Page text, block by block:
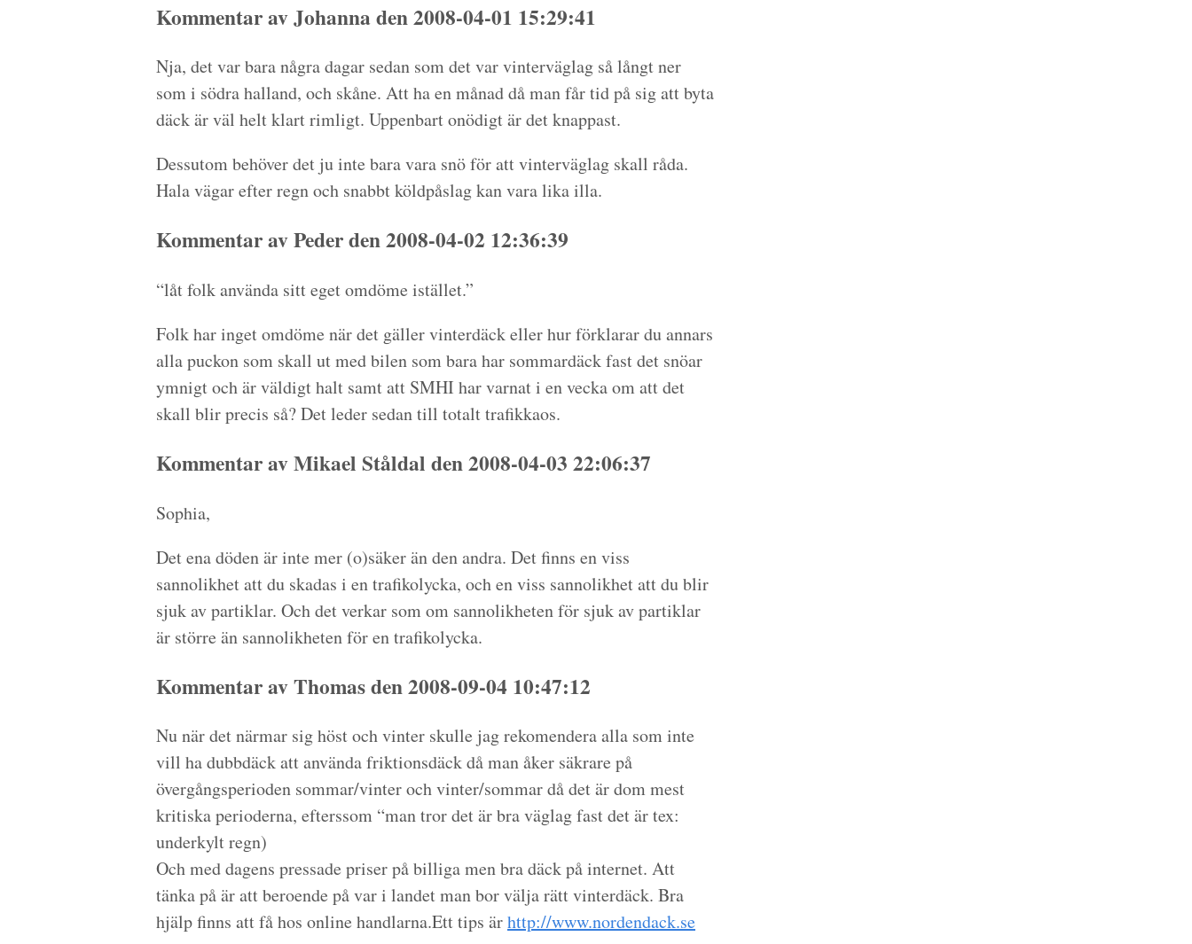
Kommentar av Johanna den 2008-04-01 15:29:41
Nja, det var bara några dagar sedan som det var vinterväglag så långt ner
som i södra halland, och skåne. Att ha en månad då man får tid på sig att byta
däck är väl helt klart rimligt. Uppenbart onödigt är det knappast.
Dessutom behöver det ju inte bara vara snö för att vinterväglag skall råda.
Hala vägar efter regn och snabbt köldpåslag kan vara lika illa.
Kommentar av Peder den 2008-04-02 12:36:39
“låt folk använda sitt eget omdöme istället.”
Folk har inget omdöme när det gäller vinterdäck eller hur förklarar du annars
alla puckon som skall ut med bilen som bara har sommardäck fast det snöar
ymnigt och är väldigt halt samt att SMHI har varnat i en vecka om att det
skall blir precis så? Det leder sedan till totalt trafikkaos.
Kommentar av Mikael Ståldal den 2008-04-03 22:06:37
Sophia,
Det ena döden är inte mer (o)säker än den andra. Det finns en viss
sannolikhet att du skadas i en trafikolycka, och en viss sannolikhet att du blir
sjuk av partiklar. Och det verkar som om sannolikheten för sjuk av partiklar
är större än sannolikheten för en trafikolycka.
Kommentar av Thomas den 2008-09-04 10:47:12
Nu när det närmar sig höst och vinter skulle jag rekomendera alla som inte
vill ha dubbdäck att använda friktionsdäck då man åker säkrare på
övergångsperioden sommar/vinter och vinter/sommar då det är dom mest
kritiska perioderna, efterssom “man tror det är bra väglag fast det är tex:
underkylt regn)
Och med dagens pressade priser på billiga men bra däck på internet. Att
tänka på är att beroende på var i landet man bor välja rätt vinterdäck. Bra
hjälp finns att få hos online handlarna.Ett tips ärhttp://www.nordendack.se